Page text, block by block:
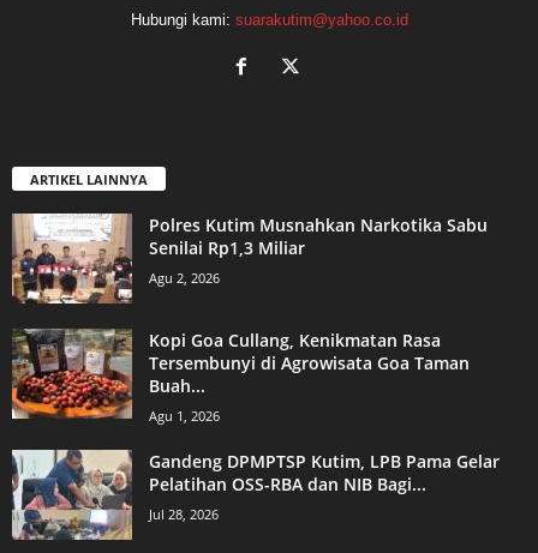
Hubungi kami: suarakutim@yahoo.co.id
ARTIKEL LAINNYA
Polres Kutim Musnahkan Narkotika Sabu
Senilai Rp1,3 Miliar
Agu 2, 2026
Kopi Goa Cullang, Kenikmatan Rasa
Tersembunyi di Agrowisata Goa Taman
Buah...
Agu 1, 2026
Gandeng DPMPTSP Kutim, LPB Pama Gelar
Pelatihan OSS-RBA dan NIB Bagi...
Jul 28, 2026